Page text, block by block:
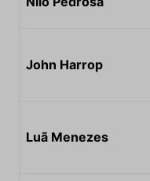
John Harrop
Luã Menezes